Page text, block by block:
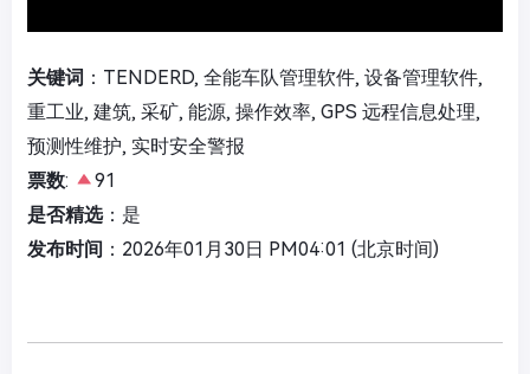
关键词 ：TENDERD, 全能车队管理软件, 设备管理软件,
重工业, 建筑, 采矿, 能源, 操作效率, GPS 远程信息处理,
预测性维护, 实时安全警报
票数:
91
是否精选：是
发布时间 ：2026年01月30日 PM04:01 (北京时间)